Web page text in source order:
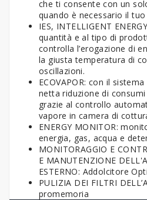
che ti consente con un
quando è necessario il
IES, INTELLIGENT
quantità e al tipo di
controlla l’erogazione di
la giusta temperatura di
oscillazioni.
ECOVAPOR: con il
netta riduzione di
grazie al controllo
vapore in camera di
ENERGY MONITOR:
energia, gas, acqua e
MONITORAGGIO E
E MANUTENZIONE
ESTERNO: Addolcitore
PULIZIA DEI FILTRI
promemoria